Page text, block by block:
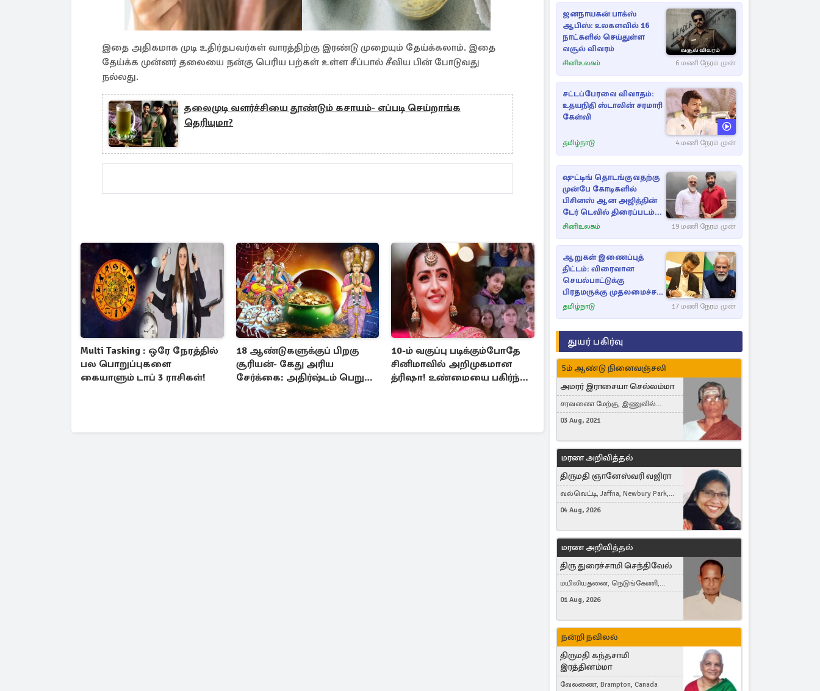
இதை அதிகமாக முடி உதிர்தபவர்கள் வாரத்திற்கு இரண்டு முறையும் தேய்க்கலாம். இதை
தேய்க்க முன்னர் தலையை நன்கு பெரிய பற்கள் உள்ள சீப்பால் சீவிய பின் போடுவது
நல்லது.
தலைமுடி வளர்ச்சியை தூண்டும் கசாயம்- எப்படி செய்றாங்க
தெரியுமா?
Multi Tasking : ஒரே நேரத்தில்
பல பொறுப்புகளை
கையாளும் டாப் 3 ராசிகள்!
18 ஆண்டுகளுக்குப் பிறகு
சூரியன்- கேது அரிய
சேர்க்கை: அதிர்ஷ்டம் பெறும்
10-ம் வகுப்பு படிக்கும்போதே
சினிமாவில் அறிமுகமான
த்ரிஷா! உண்மையை பகிர்ந்த
ஜனநாயகன் பாக்ஸ்
ஆபிஸ்: உலகளவில் 16
நாட்களில் செய்துள்ள
வசூல் விவரம்
சினிஉலகம் 6 மணி நேரம் முன்
சட்டப்பேரவை விவாதம்:
உதயநிதி ஸ்டாலின் சரமாரி
கேள்வி
தமிழ்நாடு 4 மணி நேரம் முன்
ஷுட்டிங் தொடங்குவதற்கு
முன்பே கோடிகளில்
பிசினஸ் ஆன அஜித்தின்
டேர் டெவில் திரைப்படம்...
சினிஉலகம் 19 மணி நேரம் முன்
ஆறுகள் இணைப்புத்
திட்டம்: விரைவான
செயல்பாட்டுக்கு
பிரதமருக்கு முதலமைச்சர்
கடிதம்
தமிழ்நாடு 17 மணி நேரம் முன்
துயர் பகிர்வு
5ம் ஆண்டு நினைவஞ்சலி
அமரர் இராசையா செல்லம்மா
சரவணை மேற்கு, இணுவில்
கிழக்கு
03 Aug, 2021
மரண அறிவித்தல்
திருமதி ஞானேஸ்வரி வஜிரா
வல்வெட்டி, Jaffna, Newbury Park,
United Kingdom
04 Aug, 2026
மரண அறிவித்தல்
திரு துரைச்சாமி செந்திவேல்
மயிலியதனை, நெடுங்கேணி,
கம்பர்மலை
01 Aug, 2026
நன்றி நவிலல்
திருமதி கந்தசாமி
இரத்தினம்மா
வேலணை, Brampton, Canada